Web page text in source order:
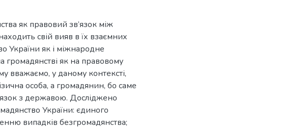
як правовий зв’язок між
свій вияв в їх взаємних
України як і міжнародне
громадянстві як на правовому
вважаємо, у даному контексті,
особа, а громадянин, бо саме
з державою. Досліджено
України: єдиного
випадків безгромадянства;